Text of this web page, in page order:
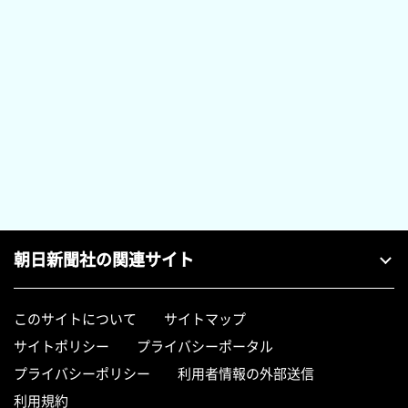
朝日新聞社の関連サイト
このサイトについて
サイトマップ
サイトポリシー
プライバシーポータル
プライバシーポリシー
利用者情報の外部送信
利用規約